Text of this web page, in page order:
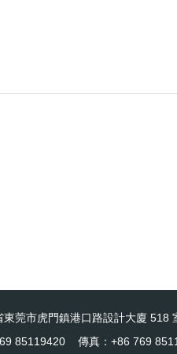
東莞市虎門鎮港口路設計大廈 518
85119420 傳真：+86 769